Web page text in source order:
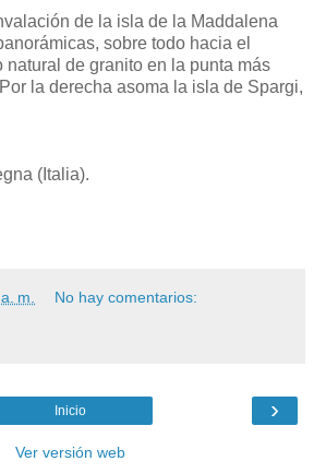
de la isla de la Maddalena
sobre todo hacia el
natural de granito en la punta más
la derecha asoma la isla de Spargi,
(Italia).
m. No hay comentarios:
›
Inicio
Ver versión web